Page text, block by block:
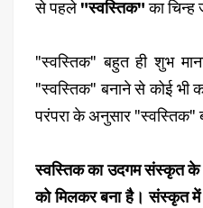
से पहले "स्वस्तिक"का चिन्ह
"स्वस्तिक" बहुत ही शुभ
"स्वस्तिक" बनाने से कोई भी
परंपरा के अनुसार "स्वस्तिक"
स्वस्तिक का उदगम संस्कृत
को मिलकर बना है। संस्कृत